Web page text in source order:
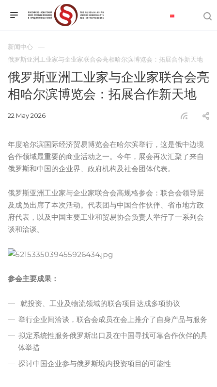
新闻中心
俄罗斯亚洲工业家与企业家联合会亮相哈尔滨博览会：拓展合作新天地
俄罗斯亚洲工业家与企业家联合会亮
相哈尔滨博览会：拓展合作新天地
22 May 2026
年度哈尔滨国际经济贸易博览会在哈尔滨举行，这是俄中边境
合作领域最重要的商业活动之一。今年，展会再次汇聚了来自
俄罗斯和中国的企业界、政府机构及社会团体代表。
俄罗斯亚洲工业家与企业家联合会高规格参会：联合会领导层
及成员出席了本次活动。代表团与中国合作伙伴、省市地方政
府代表，以及中国主要工业和贸易协会负责人举行了一系列会
谈和洽谈。
参会主要成果：
就投资、工业及物流领域的联合项目达成多项协议
举行企业间洽谈，联合会成员在会上推介了自身产品与服务
拟定系统性服务俄罗斯出口及在中国寻找可靠合作伙伴的具
体举措
探讨中国企业参与俄罗斯境内投资项目的可能性